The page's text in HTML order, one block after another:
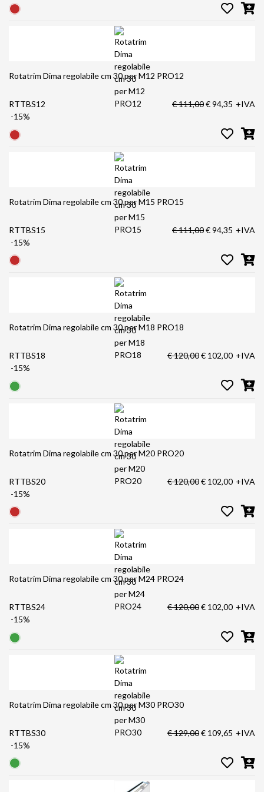
Rotatrim Dima regolabile cm 30 per M12 PRO12
RTTBS12
-15%
€ 111,00€ 94,35 +IVA
Rotatrim Dima regolabile cm 30 per M15 PRO15
RTTBS15
-15%
€ 111,00€ 94,35 +IVA
Rotatrim Dima regolabile cm 30 per M18 PRO18
RTTBS18
-15%
€ 120,00€ 102,00 +IVA
Rotatrim Dima regolabile cm 30 per M20 PRO20
RTTBS20
-15%
€ 120,00€ 102,00 +IVA
Rotatrim Dima regolabile cm 30 per M24 PRO24
RTTBS24
-15%
€ 120,00€ 102,00 +IVA
Rotatrim Dima regolabile cm 30 per M30 PRO30
RTTBS30
-15%
€ 129,00€ 109,65 +IVA